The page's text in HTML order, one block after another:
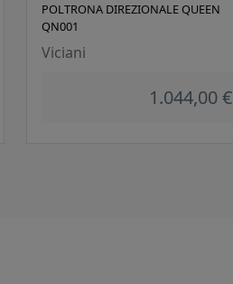
POLTRONA DIREZIONALE QUEEN
QN001
Viciani
1.044,00 €